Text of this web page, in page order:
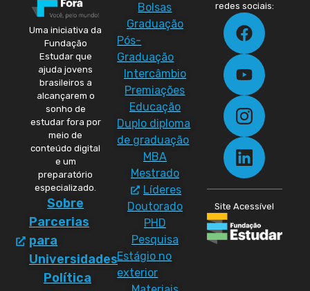
Uma iniciativa da
Fundação
Estudar que
ajuda jovens
brasileiros a
alcançarem o
sonho de
estudar fora por
meio de
conteúdo digital
e um
preparatório
especializado.
Sobre
Parcerias
para
Universidades
Política
Bolsas
Graduação
Pós-
Graduação
Intercâmbio
Premiações
Educação
Duplo diploma
de graduação
MBA
Mestrado
Líderes
Doutorado
PHD
Pesquisa
Estágio no
exterior
redes sociais:
Site Acessível